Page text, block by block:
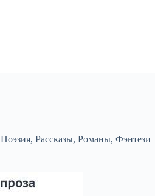
Поэзия, Рассказы, Романы, Фэнтези